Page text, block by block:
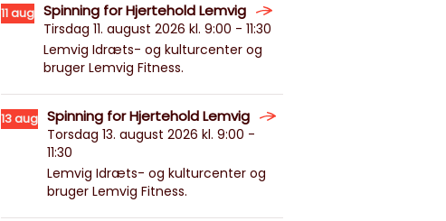
11aug Spinning for Hjertehold Lemvig
Tirsdag 11. august 2026 kl. 9:00 - 11:30
Lemvig Idræts- og kulturcenter og
bruger Lemvig Fitness.
13aug Spinning for Hjertehold Lemvig
Torsdag 13. august 2026 kl. 9:00 -
11:30
Lemvig Idræts- og kulturcenter og
bruger Lemvig Fitness.